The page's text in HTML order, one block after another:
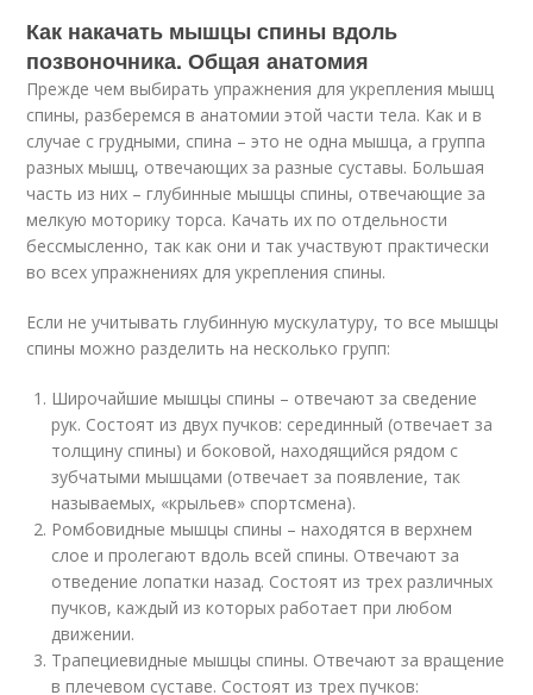
Как накачать мышцы спины вдоль
позвоночника. Общая анатомия
Прежде чем выбирать упражнения для укрепления мышц
спины, разберемся в анатомии этой части тела. Как и в
случае с грудными, спина – это не одна мышца, а группа
разных мышц, отвечающих за разные суставы. Большая
часть из них – глубинные мышцы спины, отвечающие за
мелкую моторику торса. Качать их по отдельности
бессмысленно, так как они и так участвуют практически
во всех упражнениях для укрепления спины.
Если не учитывать глубинную мускулатуру, то все мышцы
спины можно разделить на несколько групп:
Широчайшие мышцы спины – отвечают за сведение
рук. Состоят из двух пучков: серединный (отвечает за
толщину спины) и боковой, находящийся рядом с
зубчатыми мышцами (отвечает за появление, так
называемых, «крыльев» спортсмена).
Ромбовидные мышцы спины – находятся в верхнем
слое и пролегают вдоль всей спины. Отвечают за
отведение лопатки назад. Состоят из трех различных
пучков, каждый из которых работает при любом
движении.
Трапециевидные мышцы спины. Отвечают за вращение
в плечевом суставе. Состоят из трех пучков: